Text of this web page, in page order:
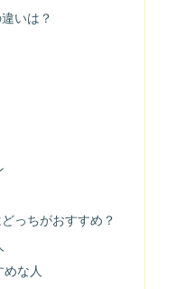
いは？
っちがおすすめ？
な人